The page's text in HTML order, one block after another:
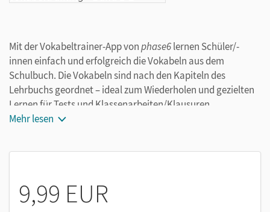
Mit der Vokabeltrainer-App vonphase6lernen Schüler/-
innen einfach und erfolgreich die Vokabeln aus dem
Schulbuch. Die Vokabeln sind nach den Kapiteln des
Lehrbuchs geordnet – ideal zum Wiederholen und gezielten
Lernen für Tests und Klassenarbeiten/Klausuren.
Schneller lernen: Mit
besser, sondern auch gezielter und schneller. So bleibt
Mehr lesen
9,99 EUR